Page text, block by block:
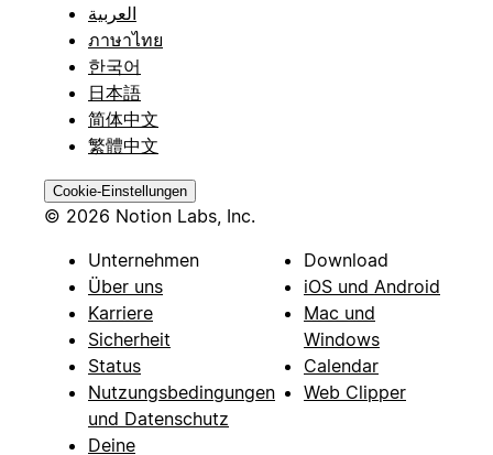
العربية
ภาษาไทย
한국어
日本語
简体中文
繁體中文
Cookie-Einstellungen
© 2026 Notion Labs, Inc.
Unternehmen
Über uns
Karriere
Sicherheit
Status
Nutzungsbedingungen
und Datenschutz
Deine
Download
iOS und Android
Mac und
Windows
Calendar
Web Clipper